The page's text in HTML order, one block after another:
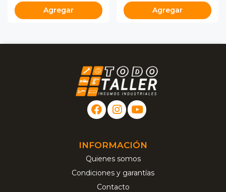
Agregar Agregar
INFORMACIÓN
Quienes somos
Condiciones y garantías
Contacto